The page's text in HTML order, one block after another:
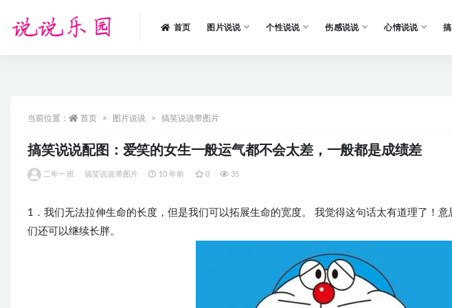
首页 图片说说 个性说说 伤感说说 心情说说
当前位置： 首页 图片说说 搞笑说说带图片
搞笑说说配图：爱笑的女生一般运气都不会太差，一般都是成绩差
二年一班 搞笑说说带图片 10 年前 0 35
1．我们无法拉伸生命的长度，但是我们可以拓展生命的宽度。 我觉得这句话太有道理了！
们还可以继续长胖。